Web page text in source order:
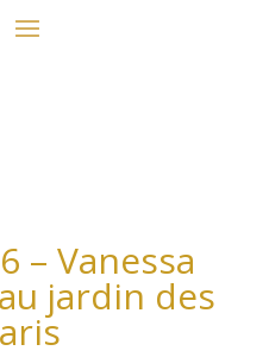
– Vanessa
jardin des